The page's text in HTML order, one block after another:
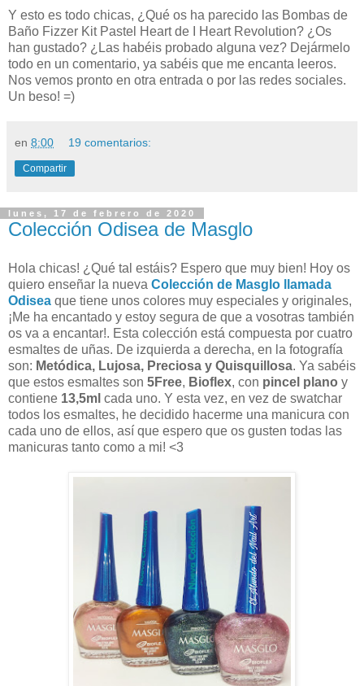
Y esto es todo chicas, ¿Qué os ha parecido las Bombas de
Baño Fizzer Kit Pastel Heart de I Heart Revolution? ¿Os
han gustado? ¿Las habéis probado alguna vez? Dejármelo
todo en un comentario, ya sabéis que me encanta leeros.
Nos vemos pronto en otra entrada o por las redes sociales.
Un beso! =)
en 8:00 19 comentarios:
Compartir
lunes, 17 de febrero de 2020
Colección Odisea de Masglo
Hola chicas! ¿Qué tal estáis? Espero que muy bien! Hoy os
quiero enseñar la nueva Colección de Masglo llamada
Odisea que tiene unos colores muy especiales y originales,
¡Me ha encantado y estoy segura de que a vosotras también
os va a encantar!. Esta colección está compuesta por cuatro
esmaltes de uñas. De izquierda a derecha, en la fotografía
son: Metódica, Lujosa, Preciosa y Quisquillosa. Ya sabéis
que estos esmaltes son 5Free, Bioflex, con pincel plano y
contiene 13,5ml cada uno. Y esta vez, en vez de swatchar
todos los esmaltes, he decidido hacerme una manicura con
cada uno de ellos, así que espero que os gusten todas las
manicuras tanto como a mi! <3